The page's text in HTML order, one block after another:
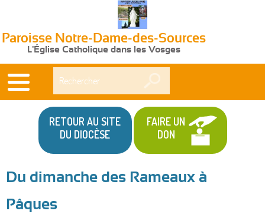
Paroisse Notre-Dame-des-Sources
L'Église Catholique dans les Vosges
RETOUR AU SITE
DU DIOCÈSE
FAIRE UN
DON
êtes
Du dimanche des Rameaux à
Pâques